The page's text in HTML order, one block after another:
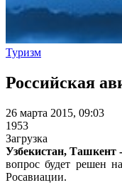
Туризм
Российская
26 марта 2015, 09:03
1953
Загрузка
Узбекистан,
вопрос будет решен
Росавиации.